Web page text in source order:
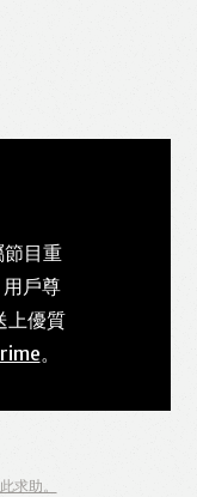
目重
戶尊
上優質
。
求助。